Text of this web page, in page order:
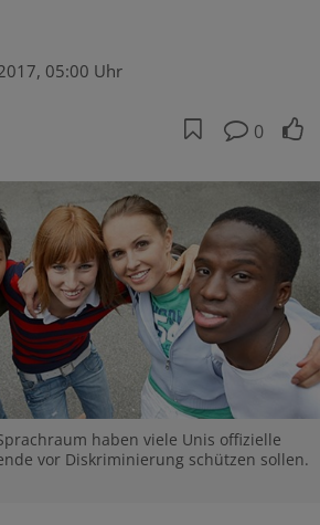
05:00 Uhr
0
haben viele Unis offizielle
vor Diskriminierung schützen sollen.